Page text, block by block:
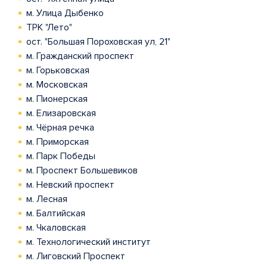
м. Улица Дыбенко
ТРК "Лето"
ост. "Большая Пороховская ул, 21"
м. Гражданский проспект
м. Горьковская
м. Московская
м. Пионерская
м. Елизаровская
м. Чёрная речка
м. Приморская
м. Парк Победы
м. Проспект Большевиков
м. Невский проспект
м. Лесная
м. Балтийская
м. Чкаловская
м. Технологический институт
м. Лиговский Проспект